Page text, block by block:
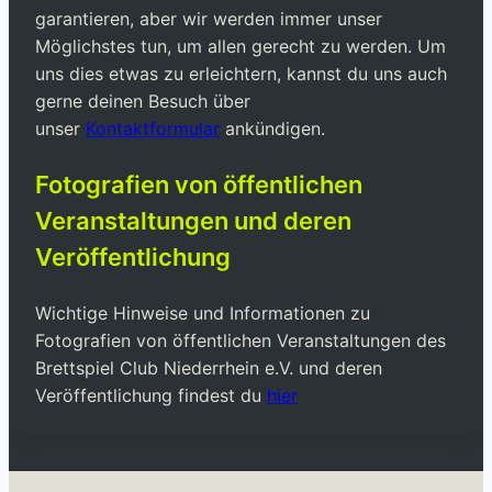
garantieren, aber wir werden immer unser
Möglichstes tun, um allen gerecht zu werden. Um
uns dies etwas zu erleichtern, kannst du uns auch
gerne deinen Besuch über
unser Kontaktformular ankündigen.
Fotografien von öffentlichen
Veranstaltungen und deren
Veröffentlichung
Wichtige Hinweise und Informationen zu
Fotografien von öffentlichen Veranstaltungen des
Brettspiel Club Niederrhein e.V. und deren
Veröffentlichung findest du hier